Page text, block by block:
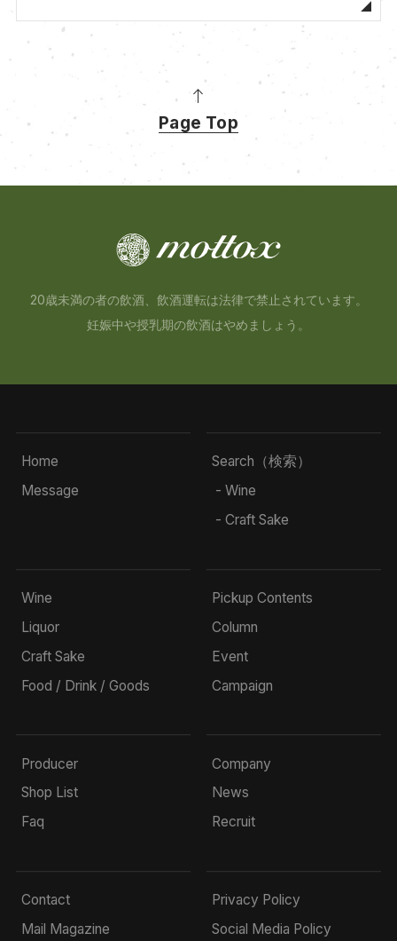
Page Top
20歳未満の者の飲酒、飲酒運転は法律で禁止されています。
妊娠中や授乳期の飲酒はやめましょう。
Home
Message
Search（検索）
- Wine
- Craft Sake
Wine
Liquor
Craft Sake
Food / Drink / Goods
Pickup Contents
Column
Event
Campaign
Producer
Shop List
Faq
Company
News
Recruit
Contact
Mail Magazine
Privacy Policy
Social Media Policy